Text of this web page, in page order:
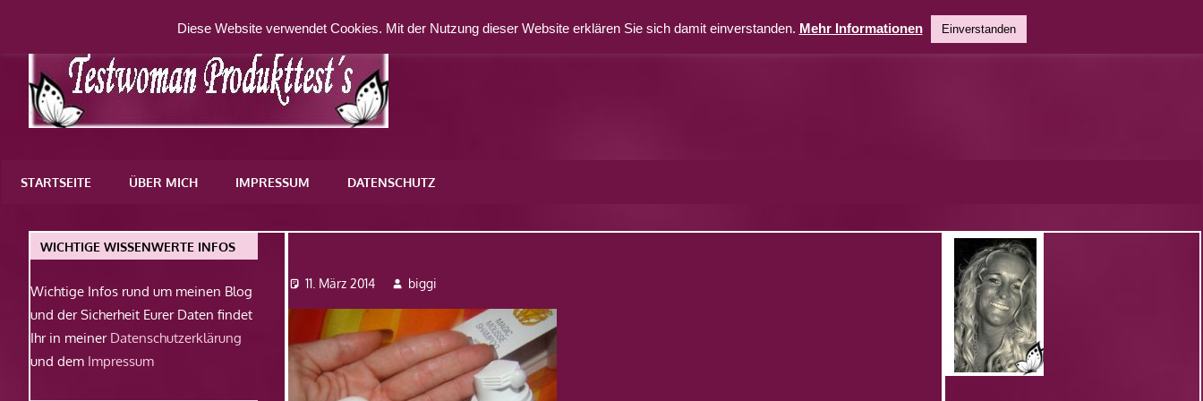
springen
WordPress-
STARTSEITE ÜBER MICH IMPRESSUM DATENSCHUTZ
11. März 2014 biggi
WICHTIGE WISSENWERTE INFOS
Wichtige Infos rund um meinen Blog
und der Sicherheit Eurer Daten findet
Ihr in meiner Datenschutzerklärung
und dem Impressum
Diese Website verwendet Cookies. Mit der Nutzung dieser Website erklären Sie sich damit einverstanden. Mehr Informationen Einverstanden